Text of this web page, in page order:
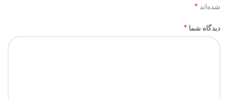
شده‌اند *
دیدگاه شما *